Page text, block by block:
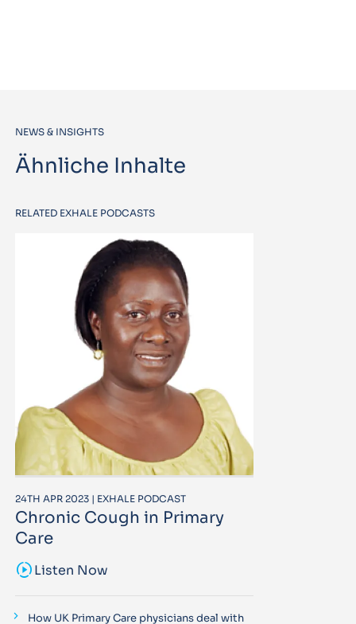
NEWS & INSIGHTS
Ähnliche Inhalte
RELATED EXHALE PODCASTS
24TH APR 2023 | EXHALE PODCAST
Chronic Cough in Primary
Care
sound_samplerListen Now
How UK Primary Care physicians deal with